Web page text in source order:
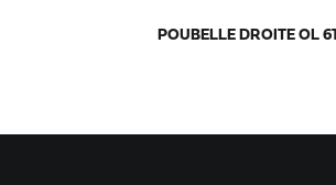
POUBELLE DROITE OL 61